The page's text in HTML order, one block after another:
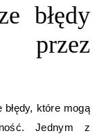
błędy
które mogą
Jednym z